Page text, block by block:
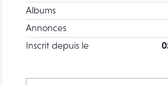
Albums
Annonces
Inscrit depuis le